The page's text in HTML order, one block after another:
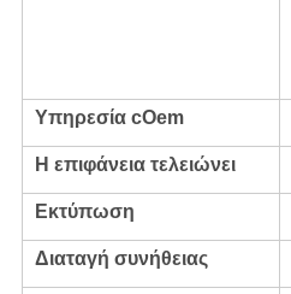
Υπηρεσία cOem
Η επιφάνεια τελειώνει
Εκτύπωση
Διαταγή συνήθειας